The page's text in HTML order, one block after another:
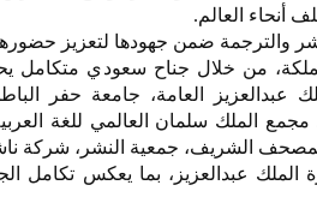
أنحاء العالم.
والترجمة ضمن جهودها لتعزيز حضورها
من خلال جناح سعودي
عبدالعزيز العامة، جامعة حفر
مجمع الملك سلمان العالمي للغة
الشريف، جمعية النشر، شركة
الملك عبدالعزيز، بما يعكس تكامل